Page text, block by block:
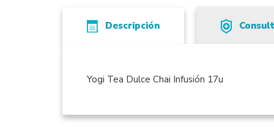
Descripción
Yogi Tea Dulce Chai Infusión 17u